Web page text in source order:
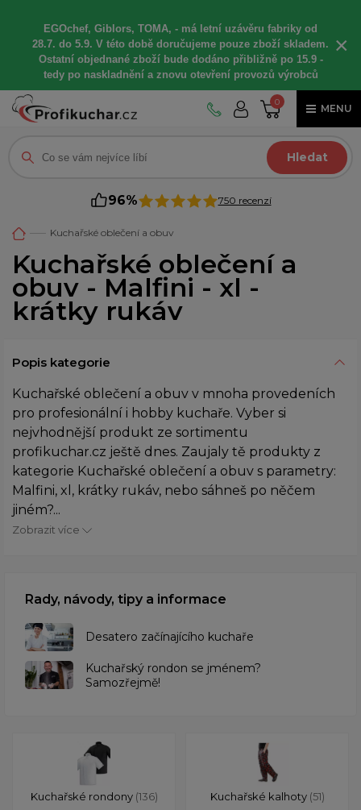
EGOchef, Giblors, TOMA, - má letní uzávěru fabriky od
28.7. do 5.9. V této době doručujeme pouze zboží skladem.
Ostatní objednané zboží bude dodáno přibližně po 15.9 -
tedy po naskladnění a znovu otevření provozů výrobců
×
0
MENU
Hledat
96% 750 recenzí
Kuchařské oblečení a obuv
Kuchařské oblečení a
obuv - Malfini - xl -
krátky rukáv
Popis kategorie
Kuchařské oblečení a obuv v mnoha provedeních
pro profesionální i hobby kuchaře. Vyber si
nejvhodnější produkt ze sortimentu
profikuchar.cz ještě dnes. Zaujaly tě produkty z
kategorie Kuchařské oblečení a obuv s parametry:
Malfini, xl, krátky rukáv, nebo sáhneš po něčem
jiném?...
Zobrazit více
Rady, návody, tipy a informace
Desatero začínajícího kuchaře
Kuchařský rondon se jménem?
Samozřejmě!
Kuchařské rondony (136) Kuchařské kalhoty (51)